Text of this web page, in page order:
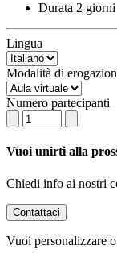
Durata 2 giorni
Lingua
Modalità di
Numero partecipanti
Vuoi unirti alla
Chiedi info ai nostri
Contattaci
Vuoi personalizzare